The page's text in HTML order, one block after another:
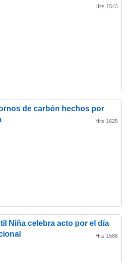
Hits 1543
de carbón hechos por
Hits 1625
Niña celebra acto por el día
Hits 1588